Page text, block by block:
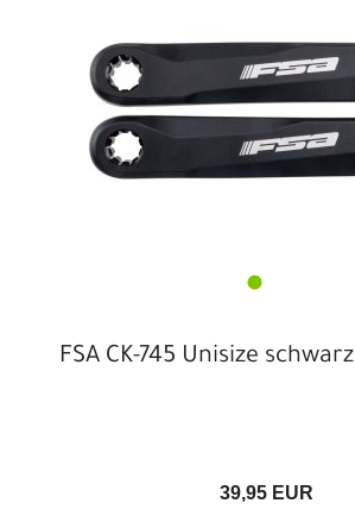
FSA CK-745 Unisize schwarz
39,95 EUR